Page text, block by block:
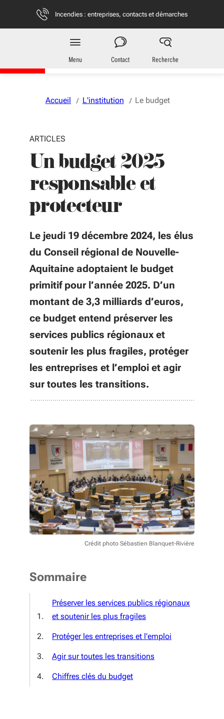
Vous naviguez en mode anonymisé,
Incendies : entreprises, contacts et démarches
Région
Nouvelle-Aquitaine
Menu Contact Recherche
Accueil L'institution Le budget
ARTICLES
Un budget 2025
responsable et
protecteur
Le jeudi 19 décembre 2024, les élus
du Conseil régional de Nouvelle-
Aquitaine adoptaient le budget
primitif pour l’année 2025. D’un
montant de 3,3 milliards d’euros,
ce budget entend préserver les
services publics régionaux et
soutenir les plus fragiles, protéger
les entreprises et l’emploi et agir
sur toutes les transitions.
Crédit photo Sébastien Blanquet-Rivière
Sommaire
Préserver les services publics régionaux
et soutenir les plus fragiles
Protéger les entreprises et l’emploi
Agir sur toutes les transitions
Chiffres clés du budget